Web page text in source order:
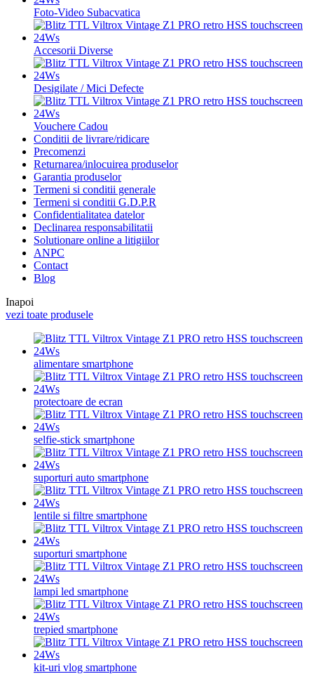
Foto-Video Subacvatica
Accesorii Diverse
Desigilate / Mici Defecte
Vouchere Cadou
Conditii de livrare/ridicare
Precomenzi
Returnarea/inlocuirea produselor
Garantia produselor
Termeni si conditii generale
Termeni si conditii G.D.P.R
Confidentialitatea datelor
Declinarea responsabilitatii
Solutionare online a litigiilor
ANPC
Contact
Blog
Inapoi
vezi toate produsele
alimentare smartphone
protectoare de ecran
selfie-stick smartphone
suporturi auto smartphone
lentile si filtre smartphone
suporturi smartphone
lampi led smartphone
trepied smartphone
kit-uri vlog smartphone